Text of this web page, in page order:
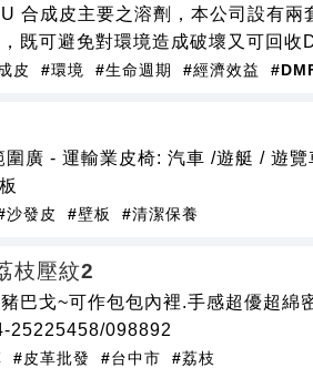
合成皮主要之溶劑，本公司設有兩
既可避免對環境造成破壞又可回收
皮 #環境 #生命週期 #經濟效益
圍廣 - 運輸業皮椅: 汽車 /遊艇 / 遊
沙發皮 #壁板 #清潔保養
枝壓紋2
巴戈~可作包包內裡.手感超優超綿
25225458/098892
#皮革批發 #台中市 #荔枝